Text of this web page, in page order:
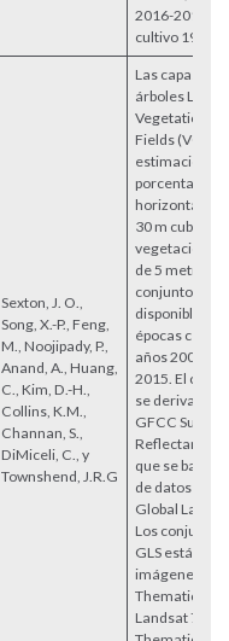
2016-2018,
cultivo 1985-
Sexton, J. O.,
Song, X.-P., Feng,
M., Noojipady, P.,
Anand, A., Huang,
C., Kim, D.-H.,
Collins, K.M.,
Channan, S.,
DiMiceli, C., y
Townshend, J.R.G
Las capas de
árboles
Vegetation
Fields (VCF)
estimaciones
porcentaje de
horizontal en
30 m cubierto
vegetación
de 5 metros
conjunto de
disponible
épocas
años 2000,
2015. El
se deriva del
GFCC
Reflectance
que se basa
de datos
Global Land
Los conjuntos
GLS están
imágenes de
Thematic
Landsat 7